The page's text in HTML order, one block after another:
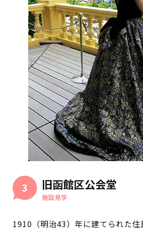
3 旧函館区公会堂
施設見学
1910（明治43）年に建てられた住